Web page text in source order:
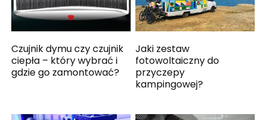
Czujnik dymu czy czujnik
ciepła – który wybrać i
gdzie go zamontować?
Jaki zestaw
fotowoltaiczny do
przyczepy
kampingowej?